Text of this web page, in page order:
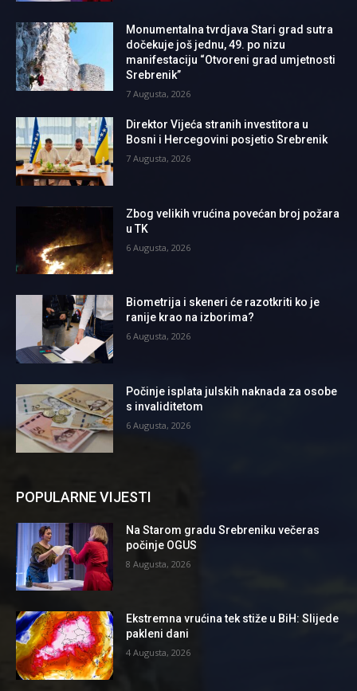
Monumentalna tvrdjava Stari grad sutra
dočekuje još jednu, 49. po nizu
manifestaciju “Otvoreni grad umjetnosti
Srebrenik”
7 Augusta, 2026
Direktor Vijeća stranih investitora u
Bosni i Hercegovini posjetio Srebrenik
7 Augusta, 2026
Zbog velikih vrućina povećan broj požara
u TK
6 Augusta, 2026
Biometrija i skeneri će razotkriti ko je
ranije krao na izborima?
6 Augusta, 2026
Počinje isplata julskih naknada za osobe
s invaliditetom
6 Augusta, 2026
POPULARNE VIJESTI
Na Starom gradu Srebreniku večeras
počinje OGUS
8 Augusta, 2026
Ekstremna vrućina tek stiže u BiH: Slijede
pakleni dani
4 Augusta, 2026